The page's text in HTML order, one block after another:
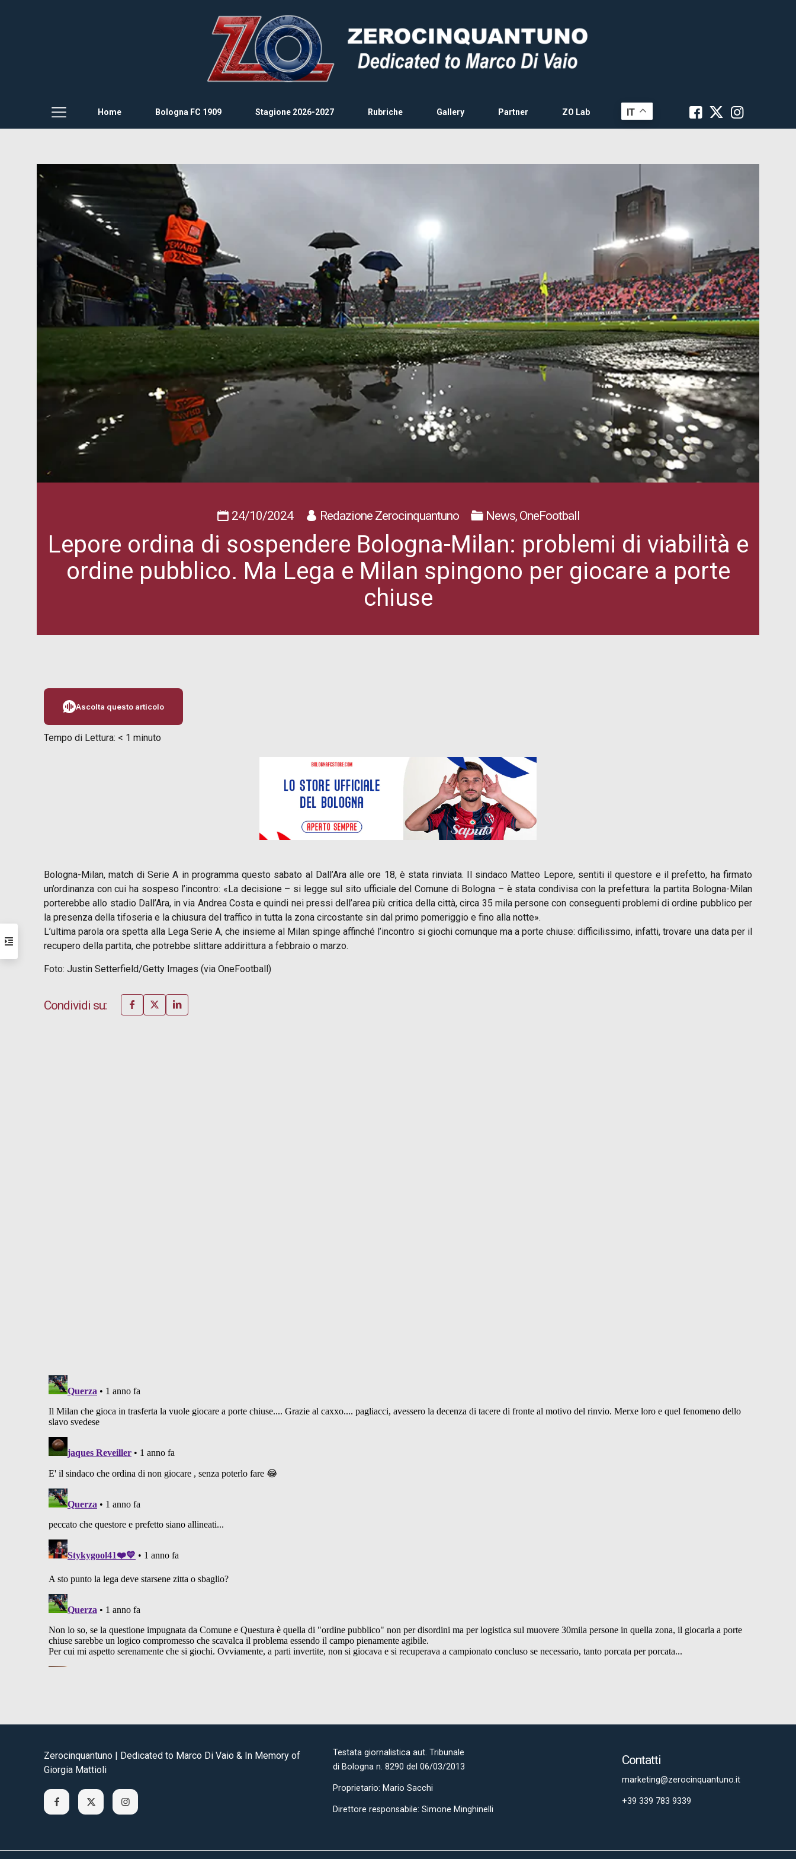
Home Bologna FC 1909 Stagione 2026-2027 Rubriche Gallery Partner ZO Lab IT
24/10/2024 Redazione Zerocinquantuno News, OneFootball
Lepore ordina di sospendere Bologna-Milan: problemi di viabilità e
ordine pubblico. Ma Lega e Milan spingono per giocare a porte
chiuse
Ascolta questo articolo
Tempo di Lettura: < 1 minuto
Bologna-Milan, match di Serie A in programma questo sabato al Dall’Ara alle ore 18, è stata rinviata. Il sindaco Matteo Lepore, sentiti il questore e il prefetto, ha firmato
un’ordinanza con cui ha sospeso l’incontro: «La decisione – si legge sul sito ufficiale del Comune di Bologna – è stata condivisa con la prefettura: la partita Bologna-Milan
porterebbe allo stadio Dall’Ara, in via Andrea Costa e quindi nei pressi dell’area più critica della città, circa 35 mila persone con conseguenti problemi di ordine pubblico per
la presenza della tifoseria e la chiusura del traffico in tutta la zona circostante sin dal primo pomeriggio e fino alla notte».
L’ultima parola ora spetta alla Lega Serie A, che insieme al Milan spinge affinché l’incontro si giochi comunque ma a porte chiuse: difficilissimo, infatti, trovare una data per il
recupero della partita, che potrebbe slittare addirittura a febbraio o marzo.
Foto: Justin Setterfield/Getty Images (via OneFootball)
Condividi su:
Zerocinquantuno | Dedicated to Marco Di Vaio & In Memory of
Giorgia Mattioli
Testata giornalistica aut. Tribunale
di Bologna n. 8290 del 06/03/2013
Proprietario: Mario Sacchi
Direttore responsabile: Simone Minghinelli
Contatti
marketing@zerocinquantuno.it
+39 339 783 9339